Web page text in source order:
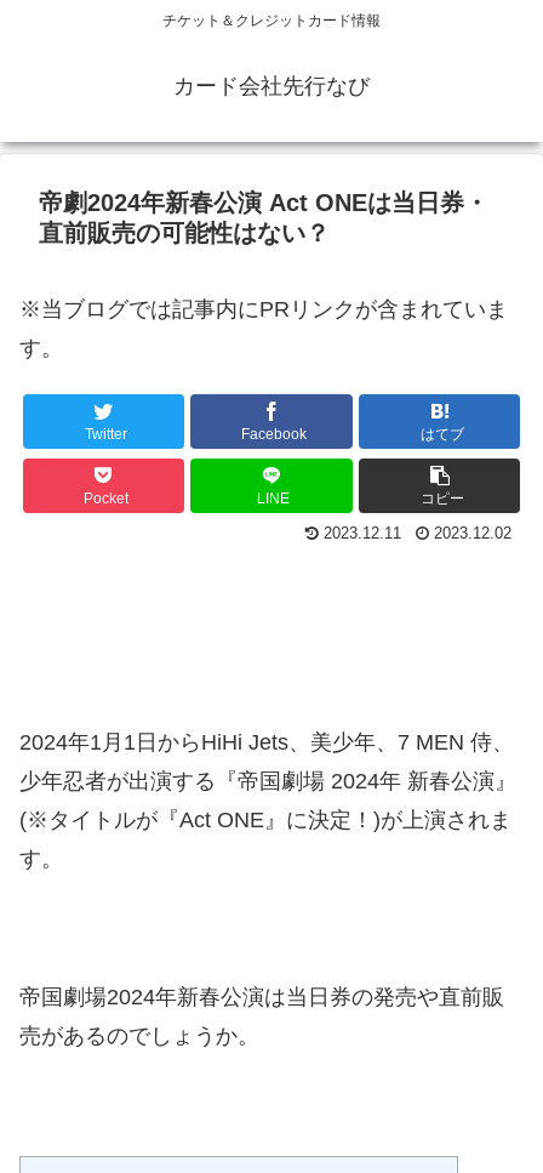
チケット＆クレジットカード情報
カード会社先行なび
帝劇2024年新春公演 Act ONEは当日券・
直前販売の可能性はない？
※当ブログでは記事内にPRリンクが含まれていま
す。
Twitter Facebook はてブ
Pocket LINE コピー
2023.12.11 2023.12.02
2024年1月1日からHiHi Jets、美少年、7 MEN 侍、
少年忍者が出演する『帝国劇場 2024年 新春公演』
(※タイトルが『Act ONE』に決定！)が上演されま
す。
帝国劇場2024年新春公演は当日券の発売や直前販
売があるのでしょうか。